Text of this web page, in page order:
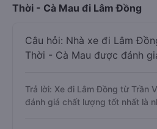
Thời - Cà Mau đi Lâm Đồng
Câu hỏi: Nhà xe đi Lâm
Thời - Cà Mau được đánh
Trả lời: Xe đi Lâm Đồng từ Trần
đánh giá chất lượng tốt nhất là